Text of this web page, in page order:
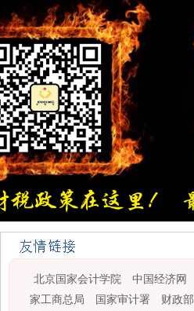
金旭红网上书店
北京国家会计学院 中国经济网
家工商总局
国家审计署 财政部